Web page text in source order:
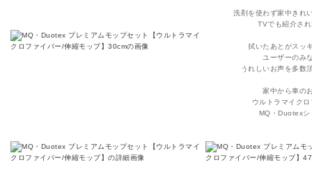
洗剤を使わず家中きれ
TVでも紹介さ
拭いたあとがスッ
ユーザーのみ
うれしいお声を多数
家中から車の
ウルトラマイク
MQ・Duotexシ